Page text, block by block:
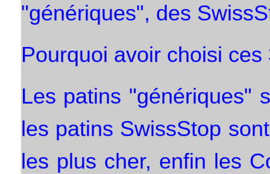
"génériques", des
Pourquoi avoir choisi
Les patins "génériques"
les patins SwissStop
les plus cher, enfin les